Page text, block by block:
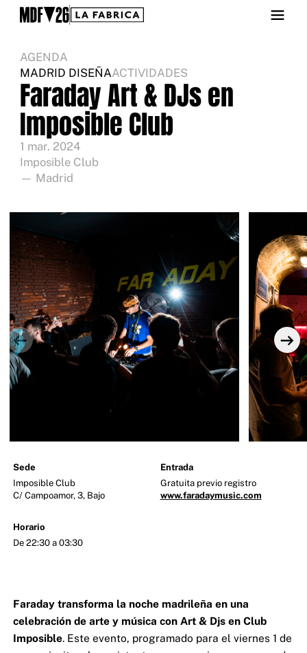
AGENDA
MADRID DISEÑAACTIVIDADES
Faraday Art & DJs en
Imposible Club
1 mar. 2024
Imposible Club
— Madrid
Sede
Imposible Club
C/ Campoamor, 3, Bajo
Entrada
Gratuita previo registro
www.faradaymusic.com
Horario
De 22:30 a 03:30
Faraday transforma la noche madrileña en una
celebración de arte y música con Art & Djs en Club
Imposible. Este evento, programado para el viernes 1 de